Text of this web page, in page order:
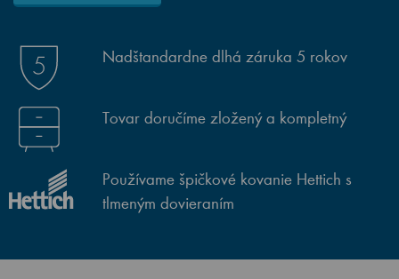
Nadštandardne dlhá záruka 5 rokov
Tovar doručíme zložený a kompletný
Používame špičkové kovanie Hettich s
tlmeným dovieraním